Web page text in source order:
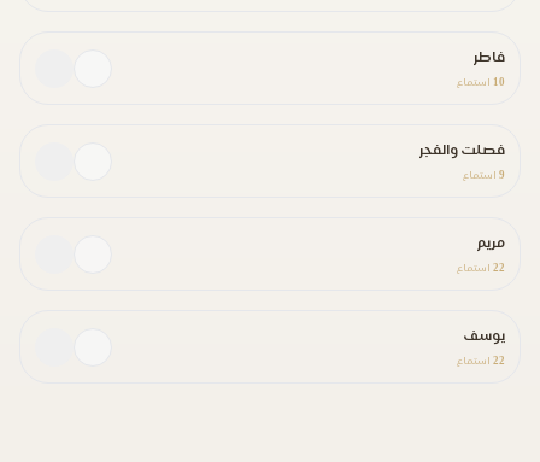
فاطر
10 استماع
فصلت والفجر
9 استماع
مريم
22 استماع
يوسف
22 استماع